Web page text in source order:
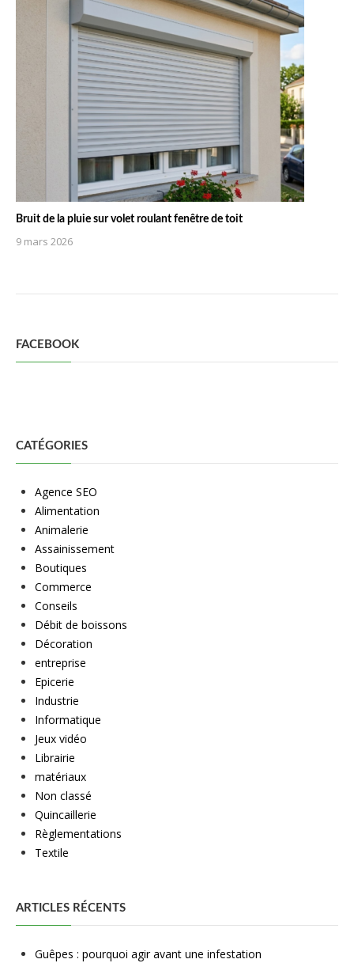
Bruit de la pluie sur volet roulant fenêtre de toit
9 mars 2026
FACEBOOK
CATÉGORIES
Agence SEO
Alimentation
Animalerie
Assainissement
Boutiques
Commerce
Conseils
Débit de boissons
Décoration
entreprise
Epicerie
Industrie
Informatique
Jeux vidéo
Librairie
matériaux
Non classé
Quincaillerie
Règlementations
Textile
ARTICLES RÉCENTS
Guêpes : pourquoi agir avant une infestation